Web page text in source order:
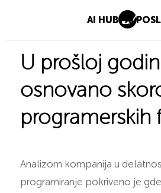
AI HUB AI
U prošloj
osnovano
programerskih
Analizom kompanija u
programiranje pokriveno je